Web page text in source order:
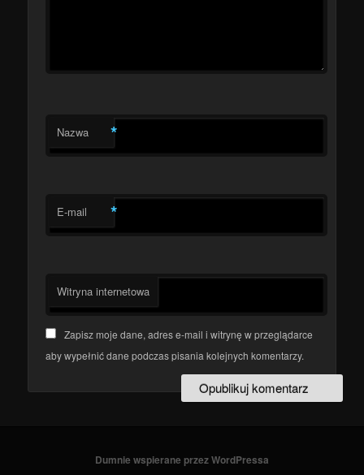
Nazwa *
E-mail *
Witryna internetowa
Zapisz moje dane, adres e-mail i witrynę w przeglądarce
aby wypełnić dane podczas pisania kolejnych komentarzy.
Dumnie wspierane przez WordPressa